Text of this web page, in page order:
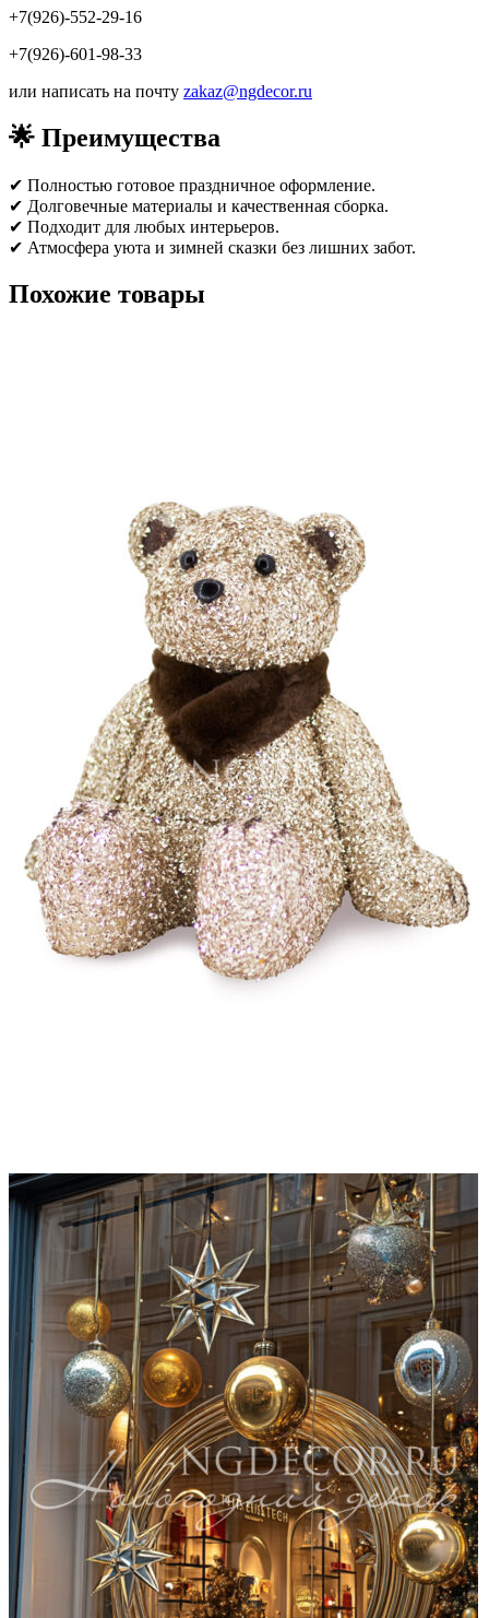
+7(926)-552-29-16
+7(926)-601-98-33
или написать на почту zakaz@ngdecor.ru
🌟 Преимущества
✔ Полностью готовое праздничное оформление.
✔ Долговечные материалы и качественная сборка.
✔ Подходит для любых интерьеров.
✔ Атмосфера уюта и зимней сказки без лишних забот.
Похожие товары